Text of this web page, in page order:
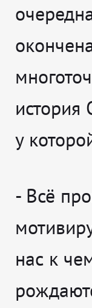
история
у
- Всё
нас к